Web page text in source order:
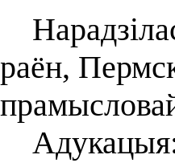
раён,
Адукацыя: